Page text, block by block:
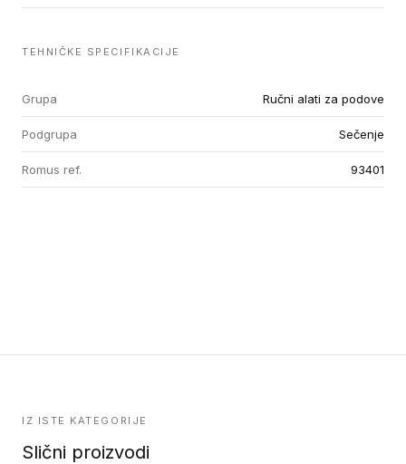
TEHNIČKE SPECIFIKACIJE
Grupa Ručni alati za podove
Podgrupa Sečenje
Romus ref. 93401
IZ ISTE KATEGORIJE
Slični proizvodi